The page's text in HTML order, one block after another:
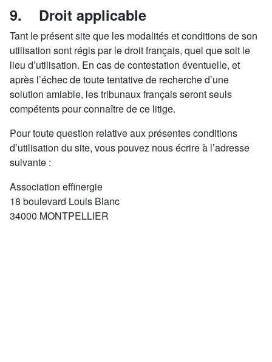
9. Droit applicable
Tant le présent site que les modalités et conditions de son
utilisation sont régis par le droit français, quel que soit le
lieu d’utilisation. En cas de contestation éventuelle, et
après l’échec de toute tentative de recherche d’une
solution amiable, les tribunaux français seront seuls
compétents pour connaître de ce litige.
Pour toute question relative aux présentes conditions
d’utilisation du site, vous pouvez nous écrire à l’adresse
suivante :
Association effinergie
18 boulevard Louis Blanc
34000 MONTPELLIER